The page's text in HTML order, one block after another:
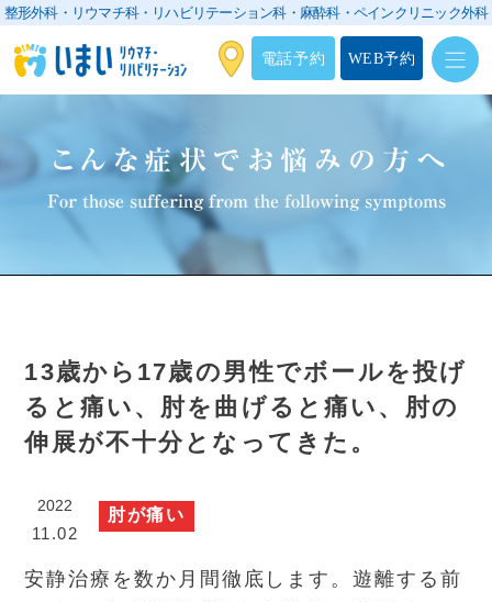
整形外科・リウマチ科・リハビリテーション科・ 麻酔科・ペインクリニック外科
電話予約 WEB予約
こんな症状でお悩みの方へ
For those suffering from the following symptoms
13歳から17歳の男性でボールを投げ
ると痛い、肘を曲げると痛い、肘の
伸展が不十分となってきた。
2022
11.02
肘が痛い
安静治療を数か月間徹底します。遊離する前